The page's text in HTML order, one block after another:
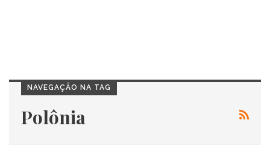
NAVEGAÇÃO NA TAG
Polônia